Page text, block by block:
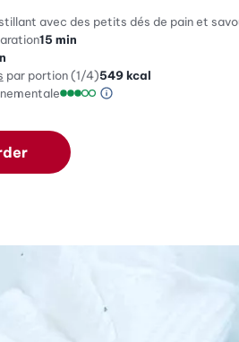
avec des petits dés de pain et
15 min
par portion (1/4)549 kcal
Information sur